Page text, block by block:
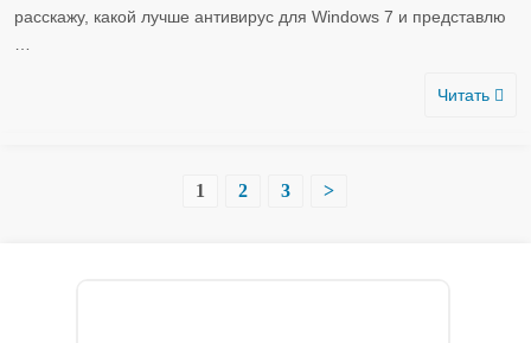
расскажу, какой лучше антивирус для Windows 7 и представлю
Читать
1 2 3 >